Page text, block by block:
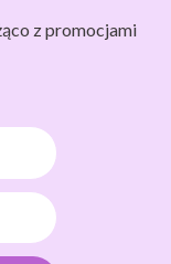
z promocjami